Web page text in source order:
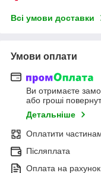
Всі умови доставки
Умови оплати
Ви отримаєте
або гроші
Детальніше
Оплатити
Післяплата
Оплата на рахунок